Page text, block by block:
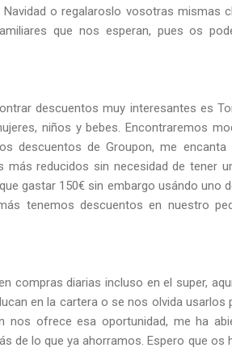
o regalaroslo vosotras mismas
que nos esperan, pues os
descuentos muy interesantes es
niños y bebes. Encontraremos
descuentos de Groupon, me encanta
reducidos sin necesidad de tener
gastar 150€ sin embargo usándo uno
tenemos descuentos en nuestro
compras diarias incluso en el super,
en la cartera o se nos olvida usarlos
nos ofrece esa oportunidad, me ha
de lo que ya ahorramos. Espero que os